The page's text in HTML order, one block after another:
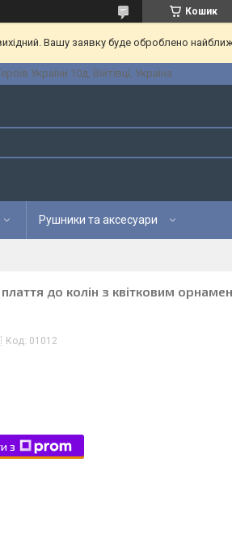
Кошик
Вашу заявку буде оброблено
України 10д, Війтівці, Україна
Рушники та аксесуари
до колін з квітковим
Код: 01012
з